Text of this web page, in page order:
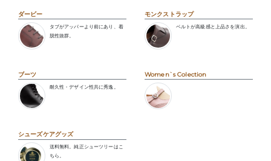
ダービー
タブがアッパーより前にあり、着
脱性抜群。
モンクストラップ
ベルトが高級感と上品さを演出。
ブーツ
耐久性・デザイン性共に秀逸。
Women`s Colection
シューズケアグッズ
送料無料。純正シューツリーはこ
ちら。